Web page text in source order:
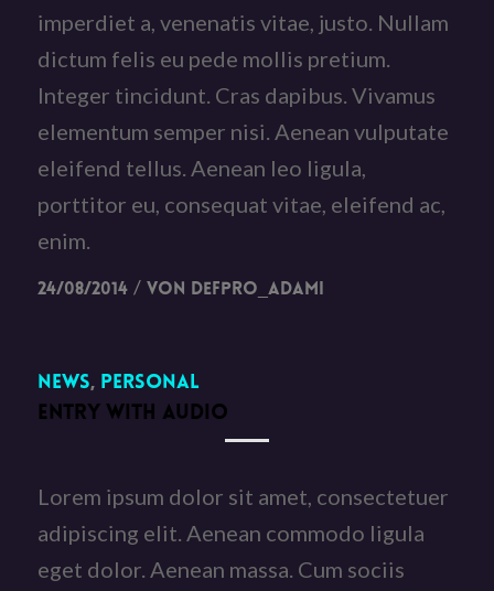
imperdiet a, venenatis vitae, justo. Nullam
dictum felis eu pede mollis pretium.
Integer tincidunt. Cras dapibus. Vivamus
elementum semper nisi. Aenean vulputate
eleifend tellus. Aenean leo ligula,
porttitor eu, consequat vitae, eleifend ac,
enim.
24/08/2014 / von DefPro_Adami
News, Personal
ENTRY WITH AUDIO
Lorem ipsum dolor sit amet, consectetuer
adipiscing elit. Aenean commodo ligula
eget dolor. Aenean massa. Cum sociis